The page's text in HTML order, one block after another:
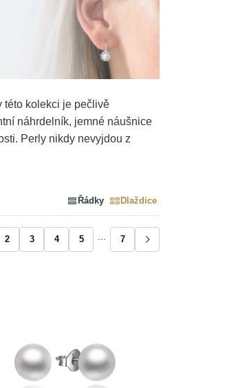
této kolekci je pečlivě
náhrdelník, jemné náušnice
Perly nikdy nevyjdou z
Řádky Dlaždice
2 3 4 5 7